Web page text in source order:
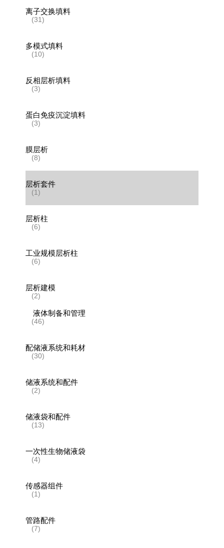
离子交换填料
(31)
多模式填料
(10)
反相层析填料
(3)
蛋白免疫沉淀填料
(3)
膜层析
(8)
层析套件
(1)
层析柱
(6)
工业规模层析柱
(6)
层析建模
(2)
液体制备和管理
(46)
配储液系统和耗材
(30)
储液系统和配件
(2)
储液袋和配件
(13)
一次性生物储液袋
(4)
传感器组件
(1)
管路配件
(7)